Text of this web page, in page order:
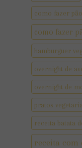
como fazer
como fazer
hamburguer
overnight de
overnight de
pratos
receita batata
receita com